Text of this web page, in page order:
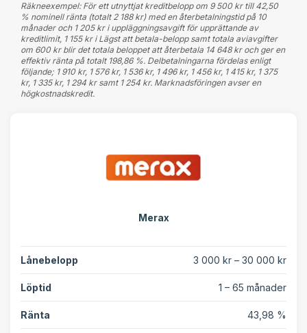
Räkneexempel: För ett utnyttjat kreditbelopp om 9 500 kr till 42,50
% nominell ränta (totalt 2 188 kr) med en återbetalningstid på 10
månader och 1 205 kr i uppläggningsavgift för upprättande av
kreditlimit, 1 155 kr i Lägst att betala-belopp samt totala aviavgifter
om 600 kr blir det totala beloppet att återbetala 14 648 kr och ger en
effektiv ränta på totalt 198,86 %. Delbetalningarna fördelas enligt
följande; 1 910 kr, 1 576 kr, 1 536 kr, 1 496 kr, 1 456 kr, 1 415 kr, 1 375
kr, 1 335 kr, 1 294 kr samt 1 254 kr. Marknadsföringen avser en
högkostnadskredit.
Merax
Lånebelopp 3 000 kr – 30 000 kr
Löptid 1 – 65 månader
Ränta 43,98 %